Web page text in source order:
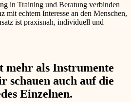
in Training und Beratung verbinden
mit echtem Interesse an den Menschen,
ist praxisnah, individuell und
als Instrumente
schauen auch auf die
Einzelnen.